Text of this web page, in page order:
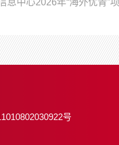
息中心2026年“海外优青”
号